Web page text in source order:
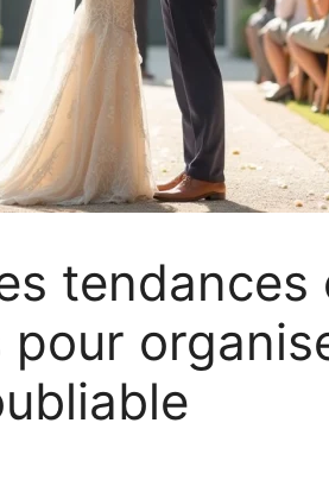
tendances